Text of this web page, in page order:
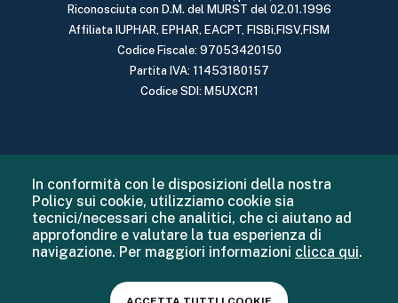
Riconosciuta con D.M. del MURST del 02.01.1996
Affiliata IUPHAR, EPHAR, EACPT, FISBi,FISV,FISM
Codice Fiscale: 97053420150
Partita IVA: 11453180157
Codice SDI: M5UXCR1
In conformità con le disposizioni della nostra
Policy sui cookie, utilizziamo cookie sia
tecnici/necessari che analitici, che ci aiutano ad
approfondire e valutare la tua esperienza di
navigazione. Per maggiori informazioni clicca qui.